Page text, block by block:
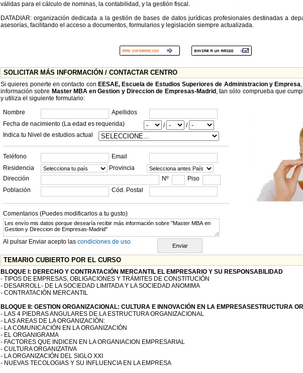
válidas para el cálculo de nominas, la contabilidad, y la gestión fiscal.
DATADIAR: organización dedicada a la gestión de bases de datos jurídicas profesionales destinadas a
asesorías, facilitando el acceso a documentos, formularios y legislación siempre actualizada.
SOLICITAR MÁS INFORMACIÓN / CONTACTAR CENTRO
Si quieres ponerte en contacto con EESAE, Escuela de Estudios Superiores de Administracion y Empresa
información sobre Master MBA en Gestion y Direccion de Empresas-Madrid , tan sólo comprueba que
y utiliza el siguiente formulario:
Nombre
Apellidos
Fecha de nacimiento (La edad es requerida)
/
/
Indica tu Nivel de estudios actual
Teléfono
Email
Residencia
Provincia
Dirección
Nº
Piso
Población
Cód. Postal
Comentarios (Puedes modificarlos a tu gusto)
Al pulsar Enviar acepto las condiciones de uso.
TEMARIO CUBIERTO POR EL CURSO
BLOQUE I: DERECHO Y CONTRATACIÓN MERCANTIL EL EMPRESARIO Y SU RESPONSABILIDAD
- TIPOS DE EMPRESAS, OBLIGACIONES Y TRÁMITES DE CONSTITUCIÓN
- DESARROLL- DE LA SOCIEDAD LIMITADA Y LA SOCIEDAD ANOMIMA
- CONTRATACIÓN MERCANTIL
BLOQUE II: GESTION ORGANIZACIONAL: CULTURA E INNOVACIÓN EN LA EMPRESASESTRUCTURA
- LAS 4 PIEDRAS ANGULARES DE LA ESTRUCTURA ORGANIZACIONAL
- LAS AREAS DE LA ORGANIZACIÓN:
- LA COMUNICACIÓN EN LA ORGANIZACIÓN
- EL ORGANIGRAMA
- FACTORES QUE INDICEN EN LA ORGANIACION EMPRESARIAL
- CULTURA ORGANIZATIVA
- LA ORGANIZACIÓN DEL SIGLO XXI
- NUEVAS TECOLOGIAS Y SU INFLUENCIA EN LA EMPRESA